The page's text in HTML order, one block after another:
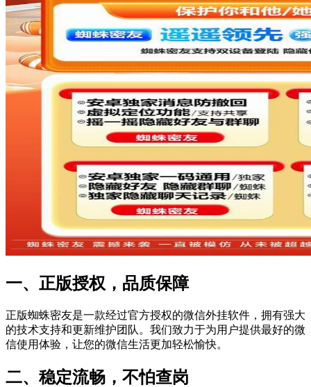
一、正版授权，品质保障
正版蜘蛛密友是一款经过官方授权的微信外挂软件，拥有强大
的技术支持和更新维护团队。我们致力于为用户提供最好的微
信使用体验，让您的微信生活更加轻松愉快。
二、稳定流畅，不怕查岗